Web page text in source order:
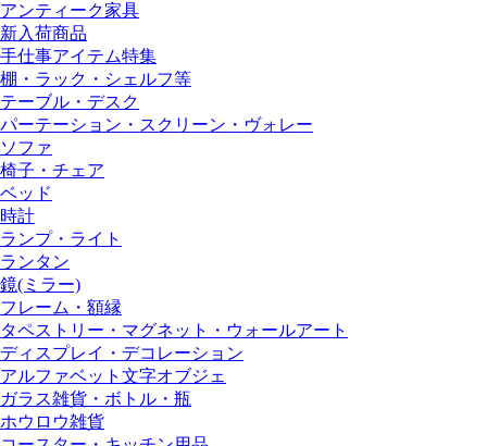
アンティーク家具
新入荷商品
手仕事アイテム特集
棚・ラック・シェルフ等
テーブル・デスク
パーテーション・スクリーン・ヴォレー
ソファ
椅子・チェア
ベッド
時計
ランプ・ライト
ランタン
鏡(ミラー)
フレーム・額縁
タペストリー・マグネット・ウォールアート
ディスプレイ・デコレーション
アルファベット文字オブジェ
ガラス雑貨・ボトル・瓶
ホウロウ雑貨